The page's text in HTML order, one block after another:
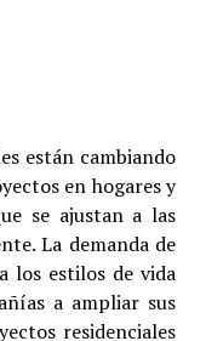
están cambiando
en hogares y
se ajustan a las
La demanda de
los estilos de vida
a ampliar sus
residenciales